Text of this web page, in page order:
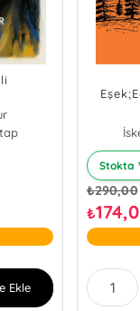
Ekle
Stokta
₺290,00
₺